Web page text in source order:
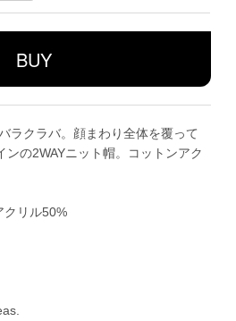
ラクラバ。顔まわり全体を覆って
の2WAYニット帽。コットンアク
クリル50%